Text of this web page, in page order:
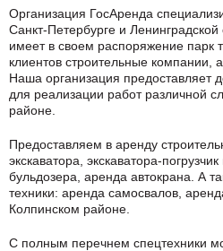
Организация ГосАренда
Санкт-Петербурге и
имеет в своем распоряжение парк
клиентов строительные компании,
Наша организация предоставляет
для реализации работ различной
районе.
Предоставляем в аренду
экскаватора, экскаватора-
бульдозера, аренда автокрана. А
техники: аренда самосвалов,
Колпинском районе.
C полным перечнем спецтехники